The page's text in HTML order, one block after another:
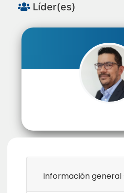
Líder(es)
Luis Martín
Información general